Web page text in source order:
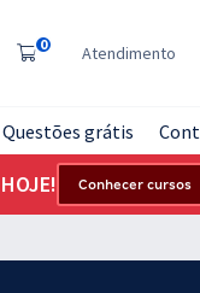
0 Atendimento
Questões grátis
Conhecer cursos